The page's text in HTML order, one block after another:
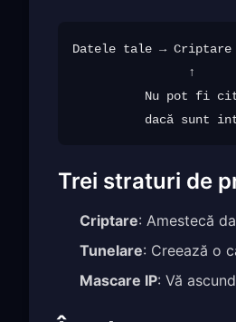
Datele tale → Criptare
↑
Nu pot fi
Trei straturi de
Criptare: Amestecă
Tunelare: Creează o
Mascare IP: Vă